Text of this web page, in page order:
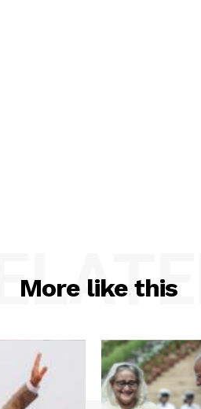
More like this